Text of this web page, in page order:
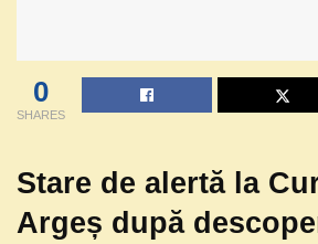
0
SHARES
Stare de alertă la
Argeș după